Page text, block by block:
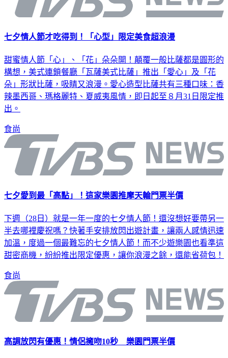
七夕情人節才吃得到！「心型」限定美食超浪漫
甜蜜情人節「心」、「花」朵朵開！顛覆一般比薩都是圓形的
構想，美式連鎖餐廳「瓦薩美式比薩」推出「愛心」及「花
朵」形狀比薩，吸睛又浪漫。愛心造型比薩共有三種口味：香
辣墨西哥、瑪格麗特、夏威夷風情，即日起至８月31日限定推
出。
食尚
七夕愛到最「高點」！這家樂園推摩天輪門票半價
下週（28日）就是一年一度的七夕情人節！還沒想好要帶另一
半去哪裡慶祝嗎？快著手安排放閃出遊計畫，讓兩人感情迅速
加溫，度過一個最難忘的七夕情人節！而不少遊樂園也看準這
甜密商機，紛紛推出限定優惠，讓你浪漫之餘，還能省荷包！
食尚
高調放閃有優惠！情侶擁吻10秒 樂園門票半價